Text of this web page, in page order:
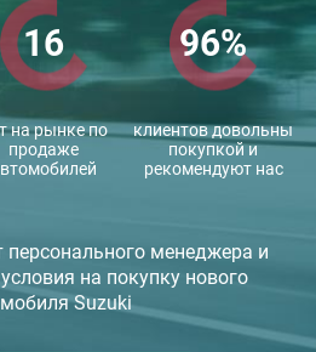
16
на рынке по
продаже
96%
клиентов довольны
покупкой и
рекомендуют нас
персонального менеджера и
на покупку нового
Suzuki